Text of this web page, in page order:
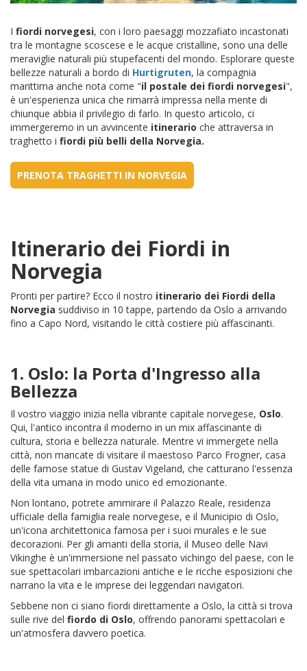
I fiordi norvegesi, con i loro paesaggi mozzafiato incastonati
tra le montagne scoscese e le acque cristalline, sono una delle
meraviglie naturali più stupefacenti del mondo. Esplorare queste
bellezze naturali a bordo di Hurtigruten, la compagnia
marittima anche nota come "il postale dei fiordi norvegesi",
è un'esperienza unica che rimarrà impressa nella mente di
chiunque abbia il privilegio di farlo. In questo articolo, ci
immergeremo in un avvincente itinerario che attraversa in
traghetto i fiordi più belli della Norvegia.
PRENOTA TRAGHETTI IN NORVEGIA
Itinerario dei Fiordi in
Norvegia
Pronti per partire? Ecco il nostro itinerario dei Fiordi della
Norvegia suddiviso in 10 tappe, partendo da Oslo a arrivando
fino a Capo Nord, visitando le città costiere più affascinanti.
1. Oslo: la Porta d'Ingresso alla
Bellezza
Il vostro viaggio inizia nella vibrante capitale norvegese, Oslo.
Qui, l'antico incontra il moderno in un mix affascinante di
cultura, storia e bellezza naturale. Mentre vi immergete nella
città, non mancate di visitare il maestoso Parco Frogner, casa
delle famose statue di Gustav Vigeland, che catturano l'essenza
della vita umana in modo unico ed emozionante.
Non lontano, potrete ammirare il Palazzo Reale, residenza
ufficiale della famiglia reale norvegese, e il Municipio di Oslo,
un'icona architettonica famosa per i suoi murales e le sue
decorazioni. Per gli amanti della storia, il Museo delle Navi
Vikinghe è un'immersione nel passato vichingo del paese, con le
sue spettacolari imbarcazioni antiche e le ricche esposizioni che
narrano la vita e le imprese dei leggendari navigatori.
Sebbene non ci siano fiordi direttamente a Oslo, la città si trova
sulle rive del fiordo di Oslo, offrendo panorami spettacolari e
un'atmosfera davvero poetica.